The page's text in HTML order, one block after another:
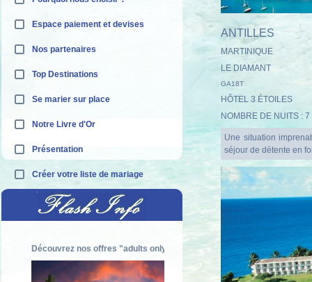
Espace paiement et devises
Nos partenaires
Top Destinations
Se marier sur place
Notre Livre d'Or
Présentation
Créer votre liste de mariage
Découvrez nos offres "adults only"
ANTILLES
MARTINIQUE
LE DIAMANT
GA18T
HÔTEL 3 ÉTOILES
NOMBRE DE NUITS :
Une situation
séjour de détente en